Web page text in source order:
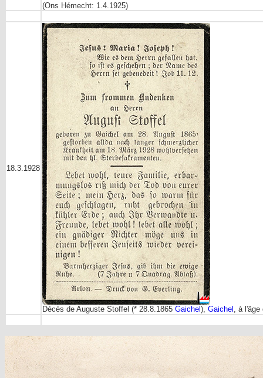
(Ons Hémecht: 1.4.1925)
18.3.1928
Décès de Auguste Stoffel (* 28.8.1865 Gaichel ), Gaichel , à l'âge